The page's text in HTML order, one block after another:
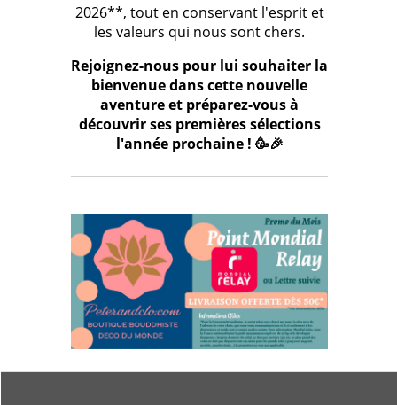
2026**, tout en conservant l'esprit et
les valeurs qui nous sont chers.
Rejoignez-nous pour lui souhaiter la
bienvenue dans cette nouvelle
aventure et préparez-vous à
découvrir ses premières sélections
l'année prochaine ! 🥳🎉